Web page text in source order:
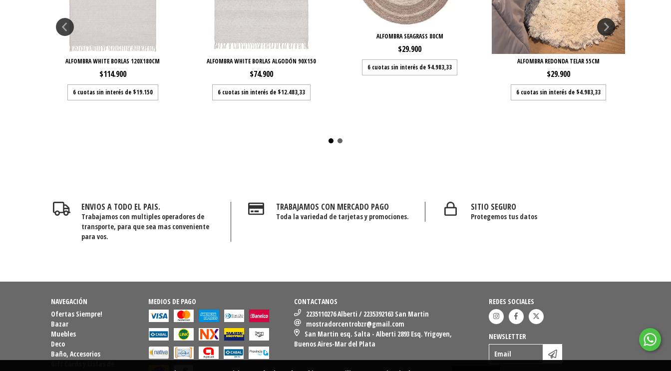
ALFOMBRA WHITE BORLAS 120X180CM
$114.900
6 cuotas sin interés de $19.150
ALFOMBRA WHITE BORLAS ALGODÓN 90X150
$74.900
6 cuotas sin interés de $12.483,33
ALFOMBRA SEAGRASS 80CM
$29.900
6 cuotas sin interés de $4.983,33
ALFOMBRA REDONDA TELAR 55CM
$29.900
6 cuotas sin interés de $4.983,33
ENVIOS A TODO EL PAIS.
Trabajamos con multiples operadores de
transporte, para que sea mas conveniente
para vos.
TRABAJAMOS CON MERCADO PAGO
Toda la variedad de tarjetas y promociones.
SITIO SEGURO
Protegemos tus datos
NAVEGACIÓN
Ofertas Siempre!
Bazar
Muebles
Deco
Baño, Accesorios
MEDIOS DE PAGO
CONTACTANOS
2235110276 Alberti / 2235392163 San Martin
mostradorcentrobzr@gmail.com
San Martin esq. Salta - Alberti 2893 Esq. Yrigoyen,
Buenos Aires-Mar del Plata
REDES SOCIALES
NEWSLETTER